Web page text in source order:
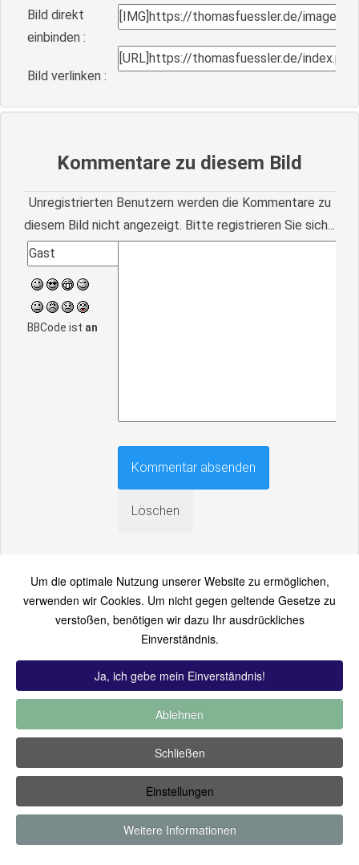
Bild direkt
einbinden :
Bild verlinken :
Kommentare zu diesem Bild
Unregistrierten Benutzern werden die Kommentare zu
diesem Bild nicht angezeigt. Bitte registrieren Sie sich...
BBCode ist an
An einen Freund senden
Bitte loggen Sie sich zuerst ein...
-Zuletzt hinzugekommen
kommentiert-Meist gesehen
Copyright ©2019 by Thomas Füssler
Um die optimale Nutzung unserer Website zu ermöglichen,
verwenden wir Cookies. Um nicht gegen geltende Gesetze zu
verstoßen, benötigen wir dazu Ihr ausdrückliches
Einverständnis.
Ja, ich gebe mein Einverständnis!
Ablehnen
Schließen
Einstellungen
Weitere Informationen